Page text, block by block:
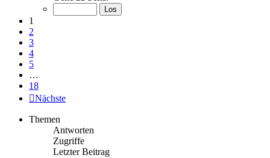
1
2
3
4
5
…
18
Nächste
Themen
Antworten
Zugriffe
Letzter Beitrag